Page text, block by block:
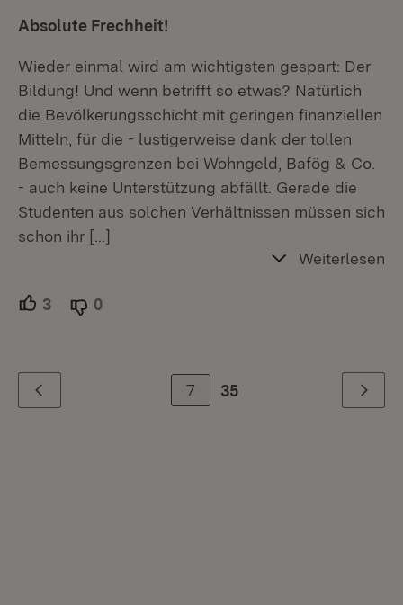
Absolute Frechheit!
Wieder einmal wird am wichtigsten gespart: Der
Bildung! Und wenn betrifft so etwas? Natürlich
die Bevölkerungsschicht mit geringen finanziellen
Mitteln, für die - lustigerweise dank der tollen
Bemessungsgrenzen bei Wohngeld, Bafög & Co.
- auch keine Unterstützung abfällt. Gerade die
Studenten aus solchen Verhältnissen müssen sich
schon ihr […]
Weiterlesen
3 Unterstützer.
0
Zurück 7 35 Weiter